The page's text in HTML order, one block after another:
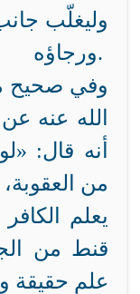
وليغلّب
ورجاؤه.
وفي صحيح
الله عنه
أنه قال:
من
يعلم
قنط من
علم حقيقة